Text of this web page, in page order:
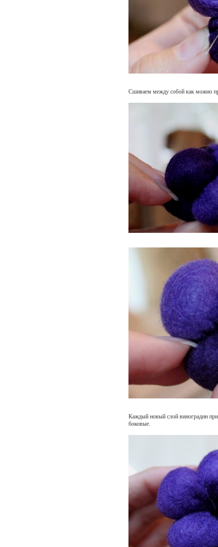
Сшиваем между собой как можно
Каждый новый слой виноградин
боковые.